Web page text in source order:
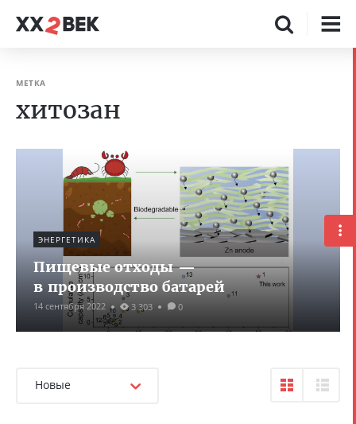
МЕТКА
хитозан
ЭНЕРГЕТИКА
Пищевые отходы —
в производство батарей
14 сентября 2022 3 303 0
Новые